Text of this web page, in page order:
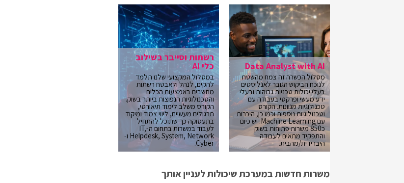
Data Analyst with AI
מסלול הכשרה זה צמח מהשטח
לנוכח הביקוש הגובר לאנליסטים
בעלי יכולות טכניות גבוהות ובעלי
ידע מעשי ופרקטי בעבודה עם
טכנולוגיות מגוונות. הקורס
וטכנולוגיות נוספות וכמו כן, היכרות
עם Machine Learning. יש כיום
כ850 משרות פתוחות בשוק
והתפקיד מתאים לעבודה
היברידית/מהבית.
רשתות וסייבר בשילוב
כלי AI
במסלול המקצועי שלנו תלמד
להקים, לנהל ולאבטח רשתות
מחשבים באמצעות הכלים
והטכנולוגיות הנפוצות ביותר בשוק.
הקורס משלב לימוד תיאורטי,
תרגולים מעשיים, ליווי צמוד ומיקוד
בתעסוקה כך שתוכל להתחיל
לעבוד במשרות בתחום ה-IT,
Helpdesk, System, Network ו-
Cyber.
משרות חדשות במערכת שיכולות לעניין אותך